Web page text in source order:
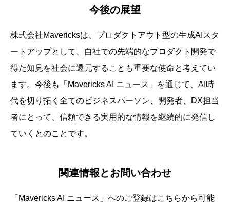
今後の展望
株式会社Mavericksは、プロダクトアウト型の生成AIスタ
ートアップとして、自社での先端的なプロダクト開発で
得た知見を社会に還元することも重要な使命と考えてい
ます。今後も「Mavericks AI ニュース」を通じて、AI時
代を切り拓く全てのビジネスパーソン、開発者、DX担当
者にとって、信頼できる実用的な情報を継続的に発信し
ていくとのことです。
関連情報とお問い合わせ
「Mavericks AI ニュース」へのご登録はこちらから可能